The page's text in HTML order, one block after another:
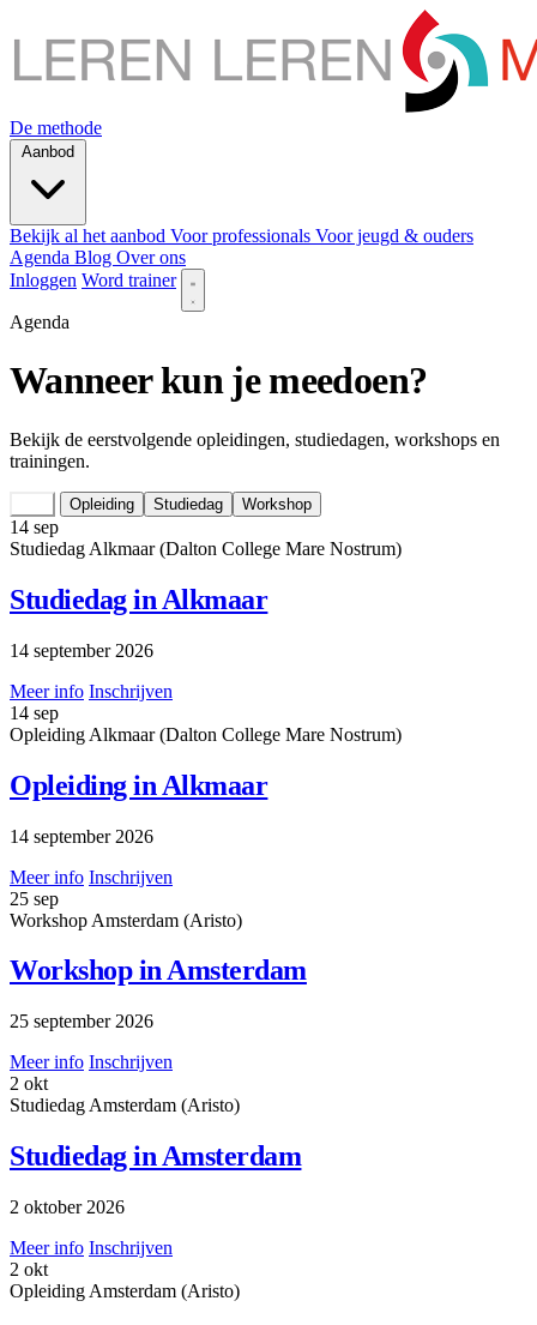
De methode
Bekijk al het aanbod Voor professionals Voor jeugd & ouders
Agenda Blog Over ons
Inloggen Word trainer
Agenda
Wanneer kun je meedoen?
Bekijk de eerstvolgende opleidingen, studiedagen, workshops en
trainingen.
Opleiding Studiedag Workshop
14 sep
Studiedag Alkmaar (Dalton College Mare Nostrum)
Studiedag in Alkmaar
14 september 2026
Meer info Inschrijven
14 sep
Opleiding Alkmaar (Dalton College Mare Nostrum)
Opleiding in Alkmaar
14 september 2026
Meer info Inschrijven
25 sep
Workshop Amsterdam (Aristo)
Workshop in Amsterdam
25 september 2026
Meer info Inschrijven
2 okt
Studiedag Amsterdam (Aristo)
Studiedag in Amsterdam
2 oktober 2026
Meer info Inschrijven
2 okt
Opleiding Amsterdam (Aristo)